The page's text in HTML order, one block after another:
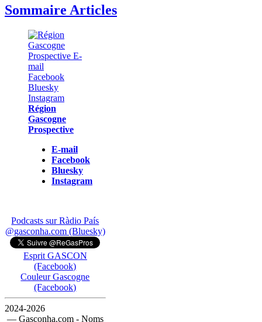
Sommaire Articles
Région
Gascogne
Prospective
E-mail
Facebook
Bluesky
Instagram
Podcasts sur Ràdio País
@gasconha.com (Bluesky)
Esprit GASCON
(Facebook)
Couleur Gascogne
(Facebook)
2024-2026
— Gasconha.com - Noms